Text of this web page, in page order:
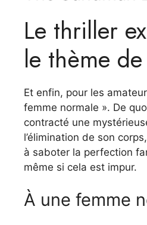
Le thriller
le thème
Et enfin, pour les
femme normale ». De
contracté une
l’élimination de son
à saboter la perfection
même si cela est impur.
À une femme